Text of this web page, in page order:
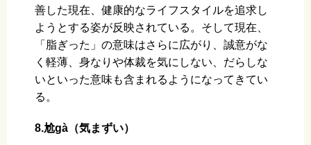
善した現在、健康的なライフスタイルを追求し
ようとする姿が反映されている。そして現在、
「脂ぎった」の意味はさらに広がり、誠意がな
く軽薄、身なりや体裁を気にしない、だらしな
いといった意味も含まれるようになってきてい
る。
8.尬ɡà（気まずい）